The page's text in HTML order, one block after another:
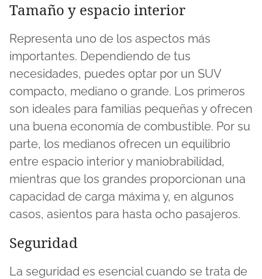
Tamaño y espacio interior
Representa uno de los aspectos más
importantes. Dependiendo de tus
necesidades, puedes optar por un SUV
compacto, mediano o grande. Los primeros
son ideales para familias pequeñas y ofrecen
una buena economía de combustible. Por su
parte, los medianos ofrecen un equilibrio
entre espacio interior y maniobrabilidad,
mientras que los grandes proporcionan una
capacidad de carga máxima y, en algunos
casos, asientos para hasta ocho pasajeros.
Seguridad
La seguridad es esencial cuando se trata de